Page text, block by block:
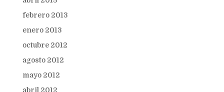
febrero 2013
enero 2013
octubre 2012
agosto 2012
mayo 2012
abril 2012